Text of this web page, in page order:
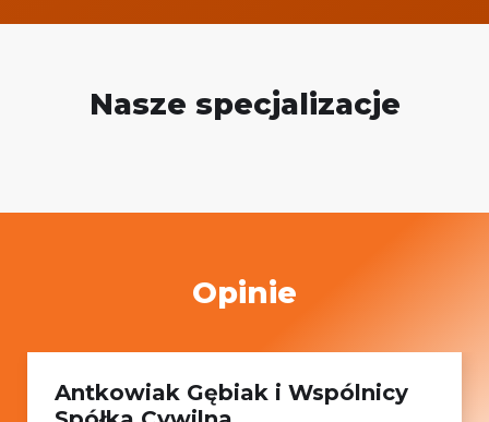
Nasze specjalizacje
Opinie
Antkowiak Gębiak i Wspólnicy